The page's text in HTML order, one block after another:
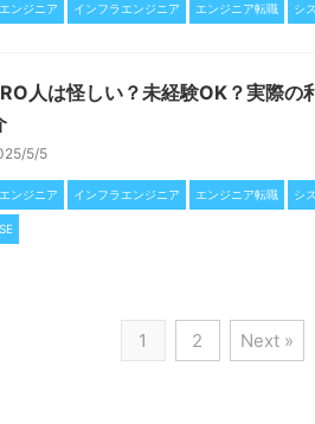
ンジニア インフラエンジニア エンジニア転職 シ
人は怪しい？未経験OK？実際の
5/5
ンジニア インフラエンジニア エンジニア転職 シ
1 2 Next »